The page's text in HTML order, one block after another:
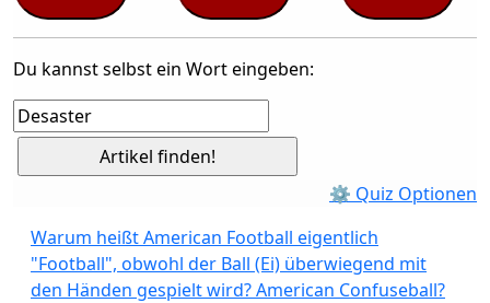
Du kannst selbst ein Wort eingeben:
⚙ Quiz Optionen
Warum heißt American Football eigentlich
"Football", obwohl der Ball (Ei) überwiegend mit
den Händen gespielt wird? American Confuseball?